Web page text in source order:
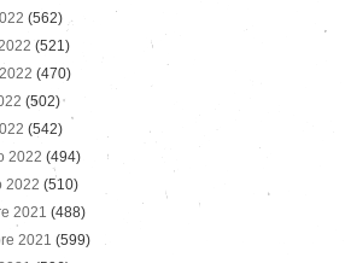
(562)
(521)
(470)
(502)
(542)
2022 (494)
2022 (510)
2021 (488)
2021 (599)